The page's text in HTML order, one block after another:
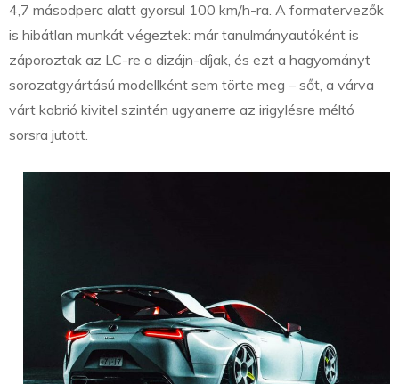
4,7 másodperc alatt gyorsul 100 km/h-ra. A formatervezők
is hibátlan munkát végeztek: már tanulmányautóként is
záporoztak az LC-re a dizájn-díjak, és ezt a hagyományt
sorozatgyártású modellként sem törte meg – sőt, a várva
várt kabrió kivitel szintén ugyanerre az irigylésre méltó
sorsra jutott.